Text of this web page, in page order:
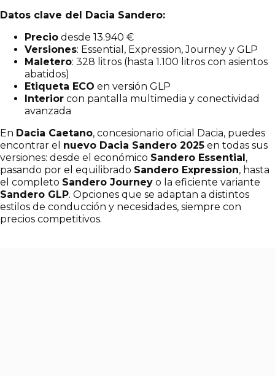
Datos clave del Dacia Sandero:
Precio desde 13.940 €
Versiones: Essential, Expression, Journey y GLP
Maletero: 328 litros (hasta 1.100 litros con asientos
abatidos)
Etiqueta ECO en versión GLP
Interior con pantalla multimedia y conectividad
avanzada
En Dacia Caetano, concesionario oficial Dacia, puedes
encontrar el nuevo Dacia Sandero 2025 en todas sus
versiones: desde el económico Sandero Essential,
pasando por el equilibrado Sandero Expression, hasta
el completo Sandero Journey o la eficiente variante
Sandero GLP. Opciones que se adaptan a distintos
estilos de conducción y necesidades, siempre con
precios competitivos.